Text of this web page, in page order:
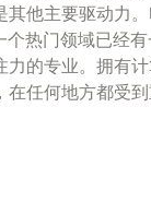
他主要驱动力
热门领域已经
的专业。拥有
任何地方都受到